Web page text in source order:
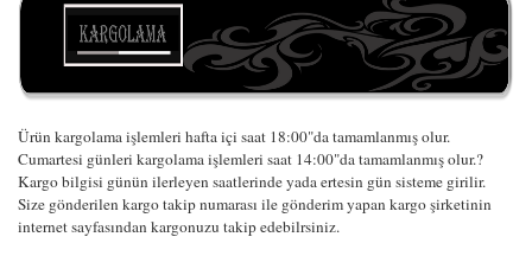
Ürün kargolama işlemleri hafta içi saat 18:00"da tamamlanmış olur.
Cumartesi günleri kargolama işlemleri saat 14:00"da tamamlanmış olur.?
Kargo bilgisi günün ilerleyen saatlerinde yada ertesin gün sisteme girilir.
Size gönderilen kargo takip numarası ile gönderim yapan kargo şirketinin
internet sayfasından kargonuzu takip edebilrsiniz.